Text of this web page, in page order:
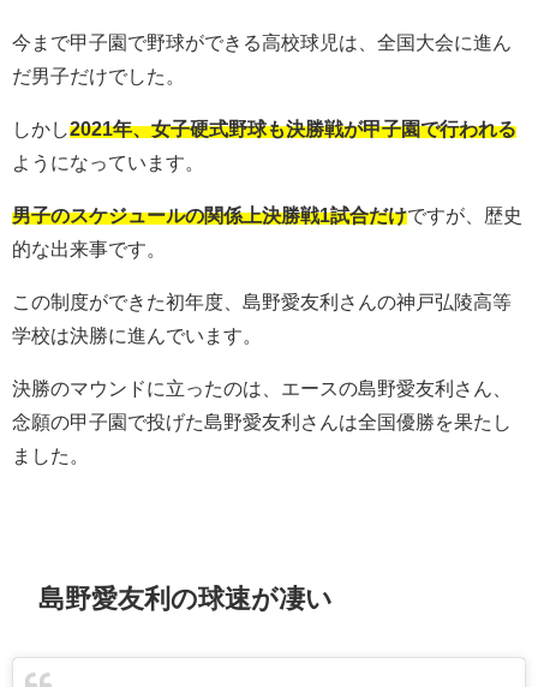
今まで甲子園で野球ができる高校球児は、全国大会に進ん
だ男子だけでした。
しかし 2021年、女子硬式野球も決勝戦が甲子園で行われる
ようになっています。
男子のスケジュールの関係上決勝戦1試合だけですが、歴史
的な出来事です。
この制度ができた初年度、島野愛友利さんの神戸弘陵高等
学校は決勝に進んでいます。
決勝のマウンドに立ったのは、エースの島野愛友利さん、
念願の甲子園で投げた島野愛友利さんは全国優勝を果たし
ました。
島野愛友利の球速が凄い